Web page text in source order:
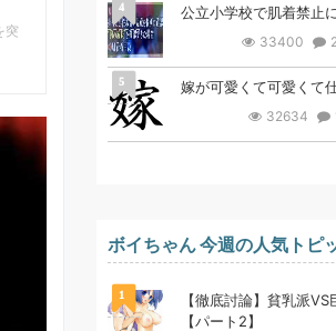
突
4 公立小学校で肌着禁止
33400
5 嫁が可愛くて可愛くて
32634
ボイちゃん 今週の人気トピ
1
【徹底討論】貧乳派VS
【パート2】